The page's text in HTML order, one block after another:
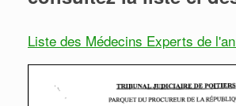
Liste des Médecins Experts de